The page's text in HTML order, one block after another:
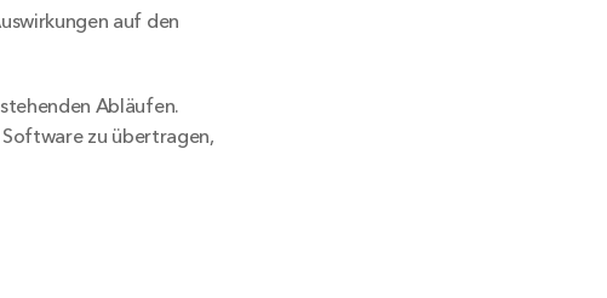
auf den
Abläufen.
Software zu übertragen,